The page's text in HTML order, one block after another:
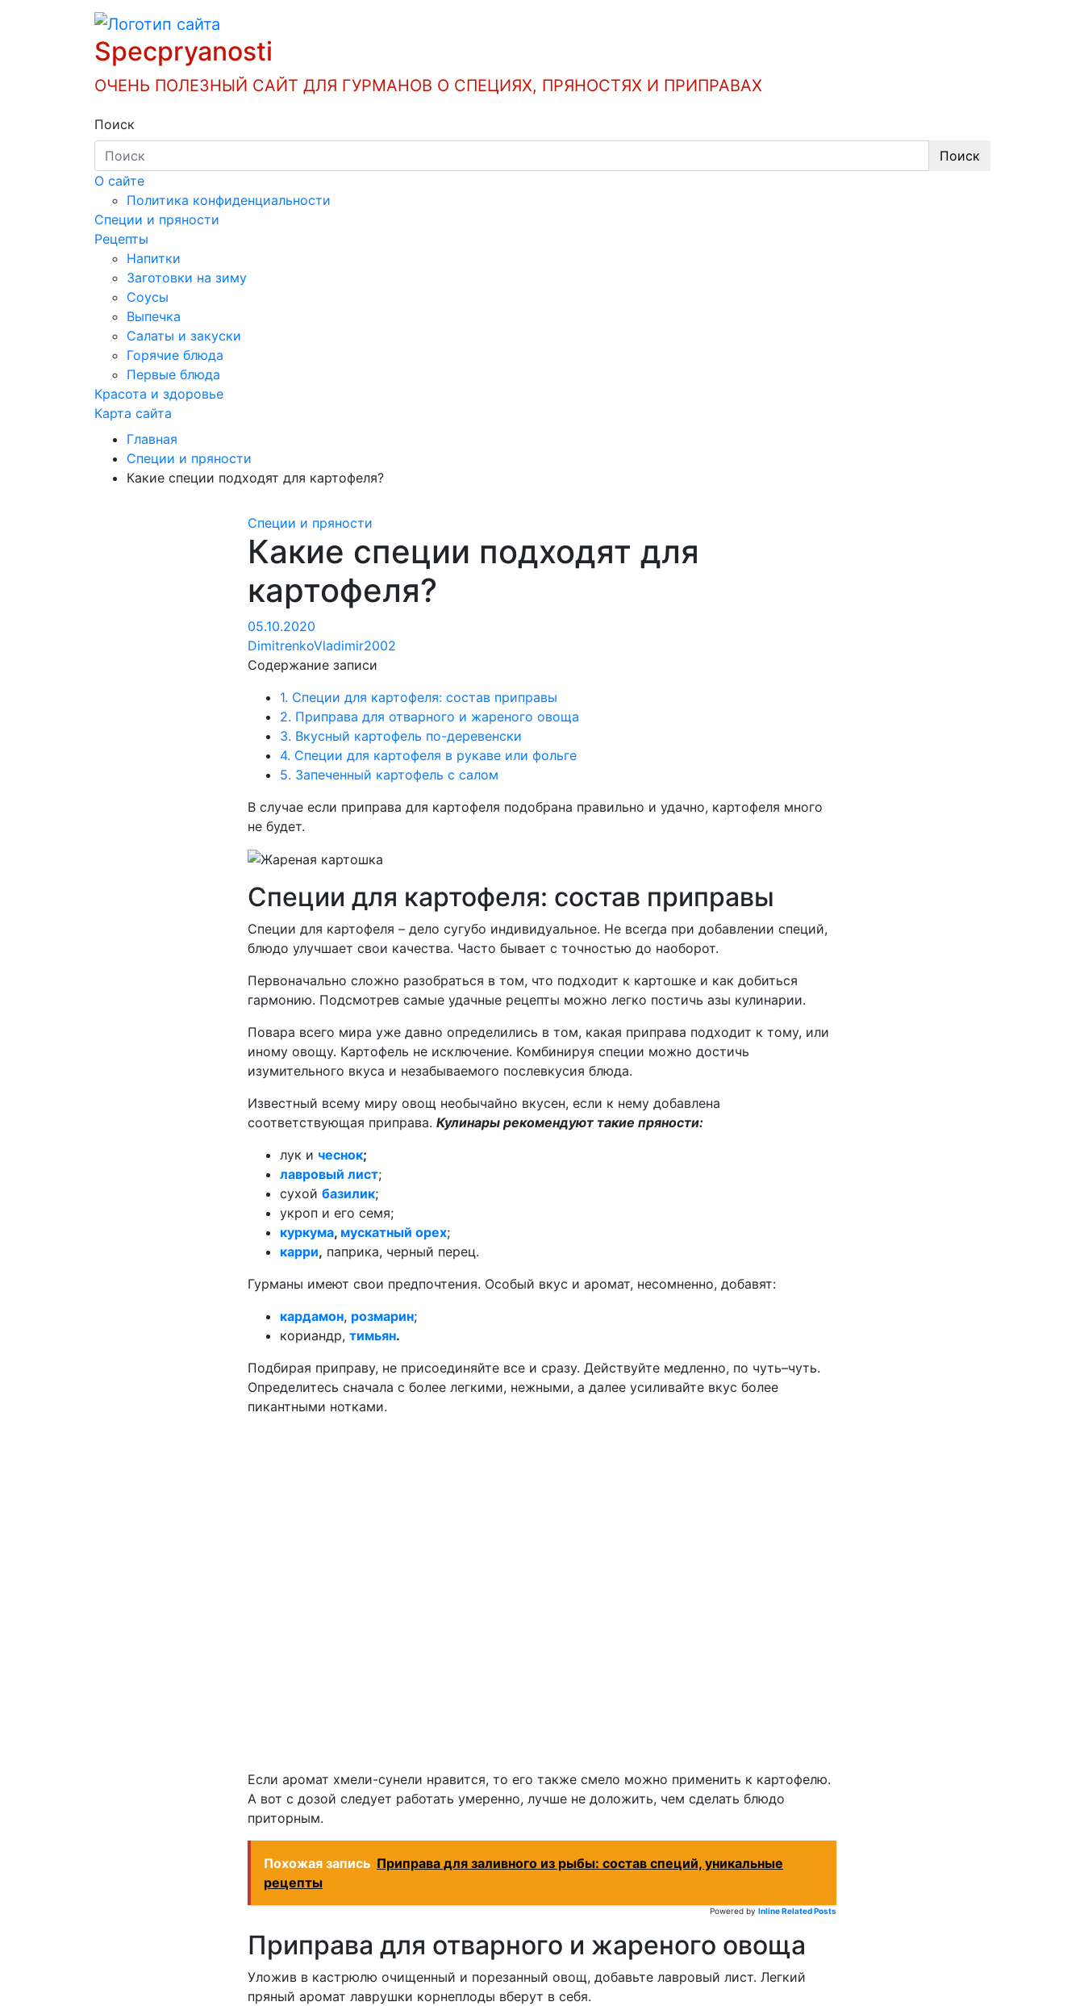
Specpryanosti
ОЧЕНЬ ПОЛЕЗНЫЙ САЙТ ДЛЯ ГУРМАНОВ О СПЕЦИЯХ, ПРЯНОСТЯХ И ПРИПРАВАХ
Поиск
Поиск
О сайте
Политика конфиденциальности
Специи и пряности
Рецепты
Напитки
Заготовки на зиму
Соусы
Выпечка
Салаты и закуски
Горячие блюда
Первые блюда
Красота и здоровье
Карта сайта
Главная
Специи и пряности
Какие специи подходят для картофеля?
Специи и пряности
Какие специи подходят для
картофеля?
05.10.2020
DimitrenkoVladimir2002
Содержание записи
1. Специи для картофеля: состав приправы
2. Приправа для отварного и жареного овоща
3. Вкусный картофель по-деревенски
4. Специи для картофеля в рукаве или фольге
5. Запеченный картофель с салом
В случае если приправа для картофеля подобрана правильно и удачно, картофеля много
не будет.
Специи для картофеля: состав приправы
Специи для картофеля – дело сугубо индивидуальное. Не всегда при добавлении специй,
блюдо улучшает свои качества. Часто бывает с точностью до наоборот.
Первоначально сложно разобраться в том, что подходит к картошке и как добиться
гармонию. Подсмотрев самые удачные рецепты можно легко постичь азы кулинарии.
Повара всего мира уже давно определились в том, какая приправа подходит к тому, или
иному овощу. Картофель не исключение. Комбинируя специи можно достичь
изумительного вкуса и незабываемого послевкусия блюда.
Известный всему миру овощ необычайно вкусен, если к нему добавлена
соответствующая приправа. Кулинары рекомендуют такие пряности:
лук и чеснок;
лавровый лист;
сухой базилик;
укроп и его семя;
куркума, мускатный орех;
карри, паприка, черный перец.
Гурманы имеют свои предпочтения. Особый вкус и аромат, несомненно, добавят:
кардамон, розмарин;
кориандр, тимьян.
Подбирая приправу, не присоединяйте все и сразу. Действуйте медленно, по чуть–чуть.
Определитесь сначала с более легкими, нежными, а далее усиливайте вкус более
пикантными нотками.
Если аромат хмели-сунели нравится, то его также смело можно применить к картофелю.
А вот с дозой следует работать умеренно, лучше не доложить, чем сделать блюдо
приторным.
Похожая запись Приправа для заливного из рыбы: состав специй, уникальные
рецепты
Powered by Inline Related Posts
Приправа для отварного и жареного овоща
Уложив в кастрюлю очищенный и порезанный овощ, добавьте лавровый лист. Легкий
пряный аромат лаврушки корнеплоды вберут в себя.